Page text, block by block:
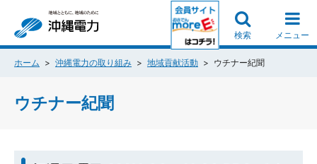
検索 メニュー
ホーム 沖縄電力の取り組み 地域貢献活動 ウチナー紀聞
ウチナー紀聞